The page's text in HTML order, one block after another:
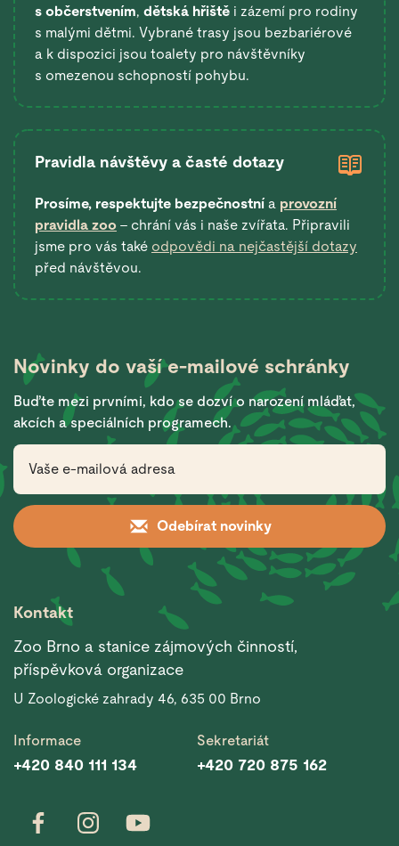
s občerstvením, dětská hřiště i zázemí pro rodiny
s malými dětmi. Vybrané trasy jsou bezbariérové
a k dispozici jsou toalety pro návštěvníky
s omezenou schopností pohybu.
Pravidla návštěvy a časté dotazy
Prosíme, respektujte bezpečnostní a provozní
pravidla zoo – chrání vás i naše zvířata. Připravili
jsme pro vás také odpovědi na nejčastější dotazy
před návštěvou.
Novinky do vašíe-mailové schránky
Buďte mezi prvními, kdo se dozví o narození mláďat,
akcích a speciálních programech.
Odebírat novinky
Kontakt
Zoo Brno a stanice zájmových činností,
příspěvková organizace
U Zoologické zahrady 46, 635 00 Brno
Informace
+420 840 111 134
Sekretariát
+420 720 875 162